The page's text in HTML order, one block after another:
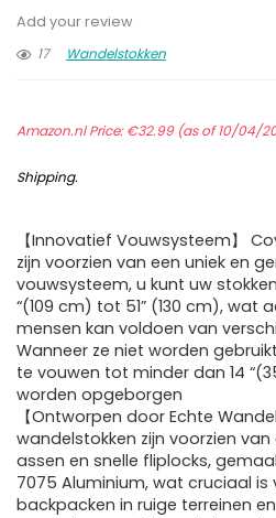
Add your review
17
Wandelstokken
Amazon.nl Price:€32.99(as of 10/04/
Shipping.
【Innovatief Vouwsysteem】
zijn voorzien van een uniek en
vouwsysteem, u kunt uw
“(109 cm) tot 51” (130 cm), wat
mensen kan voldoen van
Wanneer ze niet worden
te vouwen tot minder dan 14
worden opgeborgen
【Ontworpen door Echte
wandelstokken zijn voorzien
assen en snelle fliplocks,
7075 Aluminium, wat cruciaal
backpacken in ruige terreinen